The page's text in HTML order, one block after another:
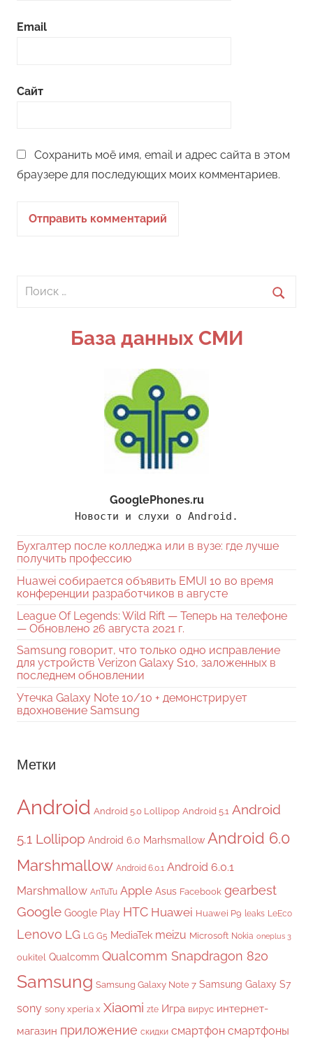
Email
Сайт
Сохранить моё имя, email и адрес сайта в этом
браузере для последующих моих комментариев.
Поиск
База данных СМИ
GooglePhones.ru
Новости и слухи о Android.
Бухгалтер после колледжа или в вузе: где лучше
получить профессию
Huawei собирается объявить EMUI 10 во время
конференции разработчиков в августе
League Of Legends: Wild Rift — Теперь на телефоне
— Обновлено 26 августа 2021 г.
Samsung говорит, что только одно исправление
для устройств Verizon Galaxy S10, заложенных в
последнем обновлении
Утечка Galaxy Note 10/10 + демонстрирует
вдохновение Samsung
Метки
Android Android 5.0 Lollipop Android 5.1 Android
5.1 Lollipop Android 6.0 Marhsmallow Android 6.0
Marshmallow Android 6.0.1 Android 6.0.1
Marshmallow AnTuTu Apple Asus Facebook gearbest
Google Google Play HTC Huawei Huawei P9 leaks LeEco
Lenovo LG LG G5 MediaTek meizu Microsoft Nokia oneplus 3
oukitel Qualcomm Qualcomm Snapdragon 820
Samsung Samsung Galaxy Note 7 Samsung Galaxy S7
sony sony xperia x Xiaomi zte Игра вирус интернет-
магазин приложение скидки смартфон смартфоны